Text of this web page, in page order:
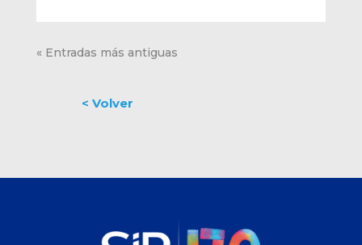
« Entradas más antiguas